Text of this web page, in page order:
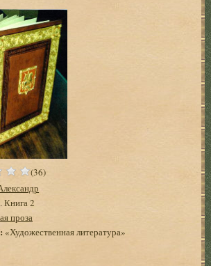
(36)
Книга 2
проза
«Художественная литература»